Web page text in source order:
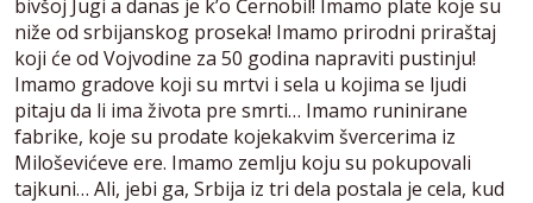
bivšoj Jugi a danas je k’o Černobil! Imamo plate koje su
niže od srbijanskog proseka! Imamo prirodni priraštaj
koji će od Vojvodine za 50 godina napraviti pustinju!
Imamo gradove koji su mrtvi i sela u kojima se ljudi
pitaju da li ima života pre smrti… Imamo runinirane
fabrike, koje su prodate kojekakvim švercerima iz
Miloševićeve ere. Imamo zemlju koju su pokupovali
tajkuni… Ali, jebi ga, Srbija iz tri dela postala je cela, kud